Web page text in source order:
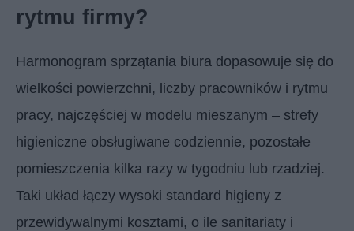
rytmu firmy?
Harmonogram sprzątania biura dopasowuje się do
wielkości powierzchni, liczby pracowników i rytmu
pracy, najczęściej w modelu mieszanym – strefy
higieniczne obsługiwane codziennie, pozostałe
pomieszczenia kilka razy w tygodniu lub rzadziej.
Taki układ łączy wysoki standard higieny z
przewidywalnymi kosztami, o ile sanitariaty i